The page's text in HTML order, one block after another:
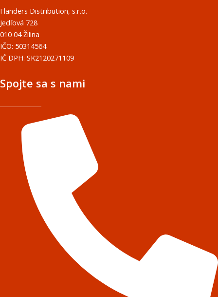
Flanders Distribution, s.r.o.
Jedľová 728
010 04 Žilina
IČO: 50314564
IČ DPH: SK2120271109
Spojte sa s nami